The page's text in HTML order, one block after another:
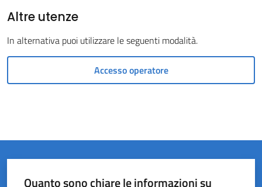
Servizi
line
argomenti
Altre utenze
In alternativa puoi utilizzare le seguenti modalità.
Accesso operatore
Quanto sono chiare le informazioni su